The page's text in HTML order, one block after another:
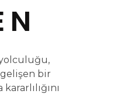
gelişen bir